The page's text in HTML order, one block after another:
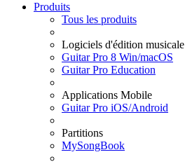
Produits
Tous les produits
Logiciels d'édition musicale
Guitar Pro 8 Win/macOS
Guitar Pro Education
Applications Mobile
Guitar Pro iOS/Android
Partitions
MySongBook